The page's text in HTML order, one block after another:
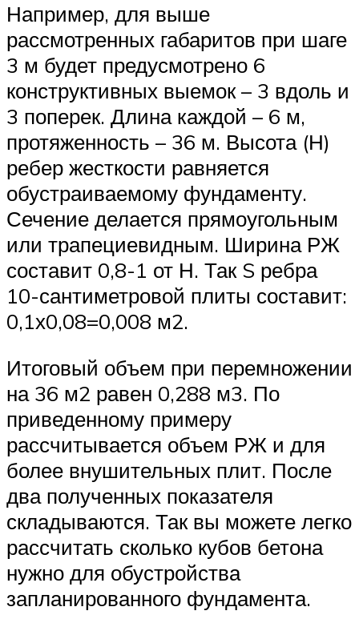
Например, для выше
рассмотренных габаритов при шаге
3 м будет предусмотрено 6
конструктивных выемок – 3 вдоль и
3 поперек. Длина каждой – 6 м,
протяженность – 36 м. Высота (Н)
ребер жесткости равняется
обустраиваемому фундаменту.
Сечение делается прямоугольным
или трапециевидным. Ширина РЖ
составит 0,8-1 от Н. Так S ребра
10-сантиметровой плиты составит:
0,1х0,08=0,008 м2.
Итоговый объем при перемножении
на 36 м2 равен 0,288 м3. По
приведенному примеру
рассчитывается объем РЖ и для
более внушительных плит. После
два полученных показателя
складываются. Так вы можете легко
рассчитать сколько кубов бетона
нужно для обустройства
запланированного фундамента.